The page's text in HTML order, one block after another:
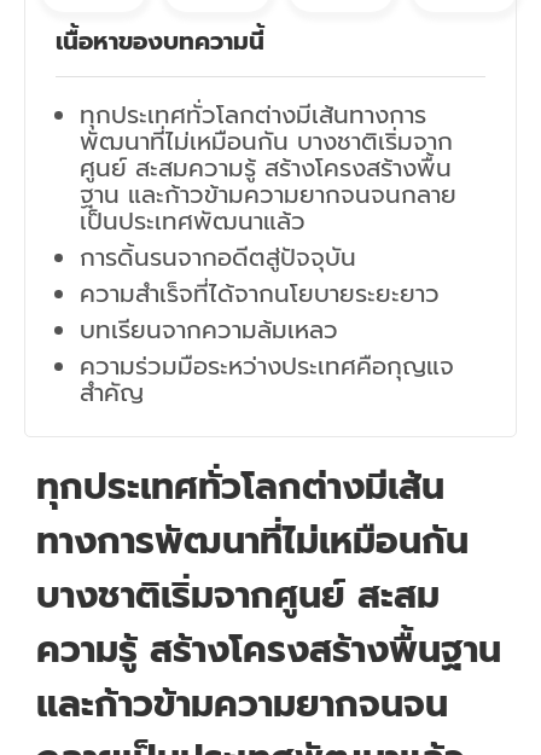
เนื้อหาของบทความนี้
ทุกประเทศทั่วโลกต่างมีเส้นทางการ
พัฒนาที่ไม่เหมือนกัน บางชาติเริ่มจาก
ศูนย์ สะสมความรู้ สร้างโครงสร้างพื้น
ฐาน และก้าวข้ามความยากจนจนกลาย
เป็นประเทศพัฒนาแล้ว
การดิ้นรนจากอดีตสู่ปัจจุบัน
ความสำเร็จที่ได้จากนโยบายระยะยาว
บทเรียนจากความล้มเหลว
ความร่วมมือระหว่างประเทศคือกุญแจ
สำคัญ
ทุกประเทศทั่วโลกต่างมีเส้น
ทางการพัฒนาที่ไม่เหมือนกัน
บางชาติเริ่มจากศูนย์ สะสม
ความรู้ สร้างโครงสร้างพื้นฐาน
และก้าวข้ามความยากจนจน